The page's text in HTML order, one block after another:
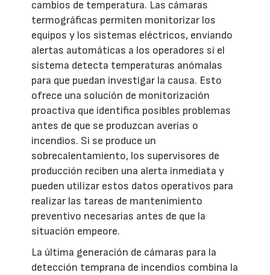
cambios de temperatura. Las cámaras
termográficas permiten monitorizar los
equipos y los sistemas eléctricos, enviando
alertas automáticas a los operadores si el
sistema detecta temperaturas anómalas
para que puedan investigar la causa. Esto
ofrece una solución de monitorización
proactiva que identifica posibles problemas
antes de que se produzcan averías o
incendios. Si se produce un
sobrecalentamiento, los supervisores de
producción reciben una alerta inmediata y
pueden utilizar estos datos operativos para
realizar las tareas de mantenimiento
preventivo necesarias antes de que la
situación empeore.
La última generación de cámaras para la
detección temprana de incendios combina la